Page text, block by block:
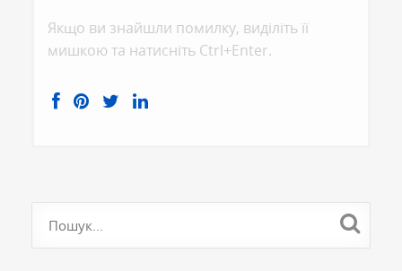
Якщо ви знайшли помилку, видiлiть її
мишкою та натисніть Ctrl+Enter.